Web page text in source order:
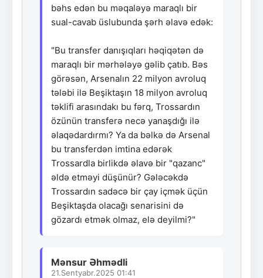
bəhs edən bu məqaləyə maraqlı bir
sual-cavab üslubunda şərh əlavə edək:
"Bu transfer danışıqları həqiqətən də
maraqlı bir mərhələyə gəlib çatıb. Bəs
görəsən, Arsenalın 22 milyon avroluq
tələbi ilə Beşiktaşın 18 milyon avroluq
təklifi arasındakı bu fərq, Trossardın
özünün transferə necə yanaşdığı ilə
əlaqədardırmı? Ya da bəlkə də Arsenal
bu transferdən imtina edərək
Trossardla birlikdə əlavə bir "qazanc"
əldə etməyi düşünür? Gələcəkdə
Trossardın sadəcə bir çay içmək üçün
Beşiktaşda olacağı senarisini də
gözardı etmək olmaz, elə deyilmi?"
Mənsur Əhmədli
21.Sentyabr.2025 01:41